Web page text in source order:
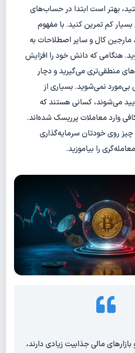
بهتر است ابتدا در حساب‌های
بسیار کم تمرین کنید. با مفهوم
مارجین کال و سایر اصطلاحات به
هنگامی که دانش خود را افزایش
منطقی‌تری می‌گیرید و دچار
نمی‌شوید. بسیاری از
می‌شوند، کسانی هستند که
وارد معاملات پرریسک شده‌اند.
روی خودتان سرمایه‌گذاری
را بیاموزید.
مالی جذابیت زیادی دارند،